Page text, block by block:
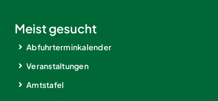
Meist gesucht
Abfuhrterminkalender
Veranstaltungen
Amtstafel